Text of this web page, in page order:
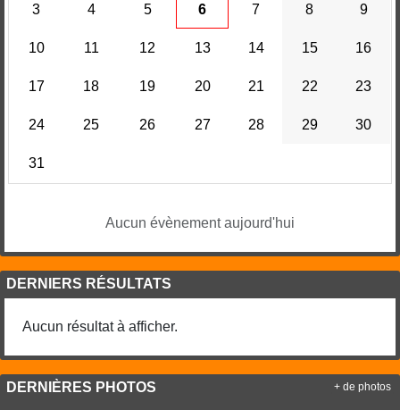
3 4 5 6 7 8 9
10 11 12 13 14 15 16
17 18 19 20 21 22 23
24 25 26 27 28 29 30
31
Aucun évènement aujourd'hui
DERNIERS RÉSULTATS
Aucun résultat à afficher.
DERNIÈRES PHOTOS + de photos